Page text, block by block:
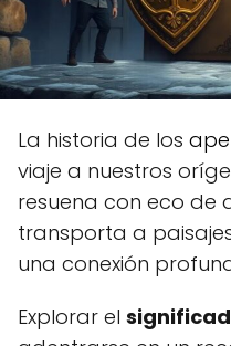
La historia de los
viaje a nuestros
resuena con eco de
transporta a
una conexión
Explorar el